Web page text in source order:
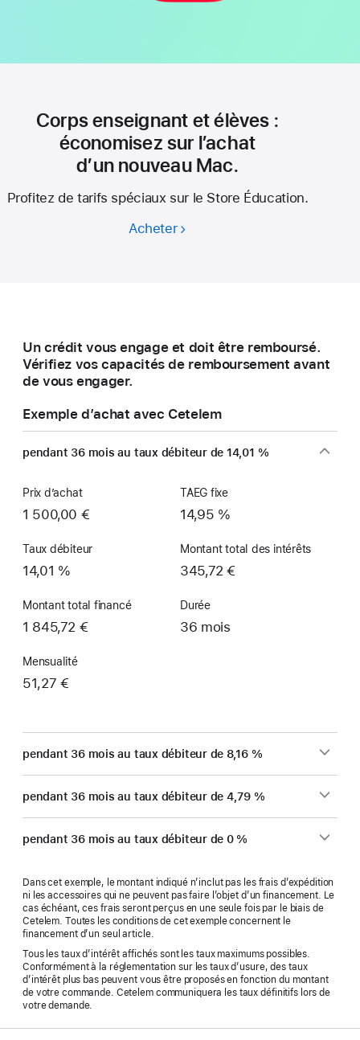
Corps enseignant et élèves :
économisez sur l’achat
d’un nouveau Mac.
Profitez de tarifs spéciaux sur le Store Éducation.
AcheterCorps
Un crédit vous engage et doit être remboursé.
Vérifiez vos capacités de remboursement avant
de vous engager.
Exemple d’achat avec Cetelem
pendant 36 mois au taux débiteur de 14,01 %
Prix d’achat
1 500,00 €
TAEG fixe
14,95 %
Taux débiteur
14,01 %
Montant total des intérêts
345,72 €
Montant total financé
1 845,72 €
Durée
36 mois
Mensualité
51,27 €
pendant 36 mois au taux débiteur de 8,16 %
pendant 36 mois au taux débiteur de 4,79 %
pendant 36 mois au taux débiteur de 0 %
Dans cet exemple, le montant indiqué n’inclut pas les frais d’expédition
ni les accessoires qui ne peuvent pas faire l’objet d’un financement. Le
cas échéant, ces frais seront perçus en une seule fois par le biais de
Cetelem. Toutes les conditions de cet exemple concernent le
financement d’un seul article.
Tous les taux d’intérêt affichés sont les taux maximums possibles.
Conformément à la réglementation sur les taux d’usure, des taux
d’intérêt plus bas peuvent vous être proposés en fonction du montant
de votre commande. Cetelem communiquera les taux définitifs lors de
votre demande.